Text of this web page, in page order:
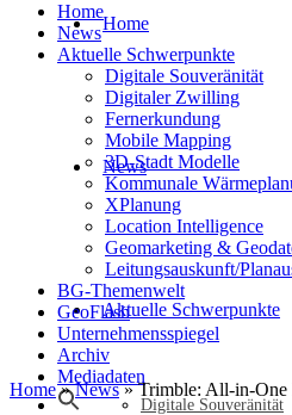
Home
News
Aktuelle Schwerpunkte
Digitale Souveränität
Home
News
Aktuelle Schwerpunkte
Digitale Souveränität
Digitaler Zwilling
Fernerkundung
Mobile Mapping
3D-Stadt Modelle
Kommunale
XPlanung
Location Intelligence
Geomarketing &
Leitungsauskunft/
BG-Themenwelt
GeoFlash
Unternehmensspiegel
Archiv
Mediadaten
Home»News»Trimble: All-in-One